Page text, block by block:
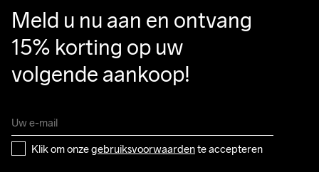
Meld u nu aan en ontvang
15% korting op uw
volgende aankoop!
Klik om onze gebruiksvoorwaarden te accepteren